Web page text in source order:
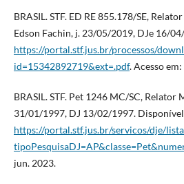
BRASIL. STF. ED RE 855.178/SE,
Edson Fachin, j. 23/05/2019, DJe 16/
https://portal.stf.jus.br/processos/
id=15342892719&ext=.pdf. Acesso
BRASIL. STF. Pet 1246 MC/SC,
31/01/1997, DJ 13/02/1997.
https://portal.stf.jus.br/servicos/dje/
jun. 2023.